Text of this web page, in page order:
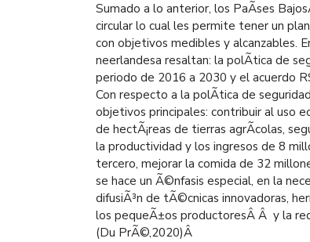
Sumado a lo anterior, los PaÃ­ses
circular lo cual les permite tener un
con objetivos medibles y alcanzables.
neerlandesa resaltan: la polÃ­tica de
periodo de 2016 a 2030 y el acuerdo
Con respecto a la polÃ­tica de
objetivos principales: contribuir al uso
de hectÃ¡reas de tierras agrÃ­colas,
la productividad y los ingresos de 8
tercero, mejorar la comida de 32
se hace un Ã©nfasis especial, en la
difusiÃ³n de tÃ©cnicas innovadoras,
los pequeÃ±os productoresÂ Â y la
(Du PrÃ©,2020)Â